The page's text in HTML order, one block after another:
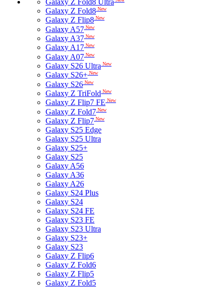
Galaxy Z Fold8 New
Galaxy Z Flip8 New
Galaxy A57 New
Galaxy A37 New
Galaxy A17 New
Galaxy A07 New
Galaxy S26 Ultra New
Galaxy S26+ New
Galaxy S26 New
Galaxy Z TriFold New
Galaxy Z Flip7 FE New
Galaxy Z Fold7 New
Galaxy Z Flip7 New
Galaxy S25 Edge
Galaxy S25 Ultra
Galaxy S25+
Galaxy S25
Galaxy A56
Galaxy A36
Galaxy A26
Galaxy S24 Plus
Galaxy S24
Galaxy S24 FE
Galaxy S23 FE
Galaxy S23 Ultra
Galaxy S23+
Galaxy S23
Galaxy Z Flip6
Galaxy Z Fold6
Galaxy Z Flip5
Galaxy Z Fold5